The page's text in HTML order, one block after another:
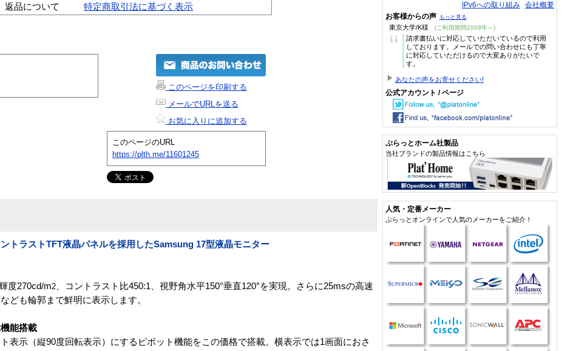
返品について
特定商取引法に基づく表示
このページを印刷する
メールでURLを送る
お気に入りに追加する
このページのURL
https://plth.me/11601245
トラストTFT液晶パネルを採用したSamsung 17型液晶モニター
度270cd/m2 、コントラスト比450:1、視野角水平150°垂直120°を実現。さらに25msの高速
ども輪郭まで鮮明に表示します。
能搭載
表示（縦90度回転表示）にするピボット機能をこの価格で搭載。横表示では1画面におさ
IPv6への取り組み 会社概要
お客様からの声 もっと見る
東京大学/K様 (ご利用期間2009年～)
“
請求書払いに対応していただいているので利用
しております。メールでの問い合わせにも丁寧
に対応していただけるので大変ありがたいで
す。
あなたの声をお寄せください!
公式アカウント / ページ
ぷらっとホーム社製品
当社ブランドの製品情報はこちら
人気・定番メーカー
ぷらっとオンラインで人気のメーカーをご紹介！